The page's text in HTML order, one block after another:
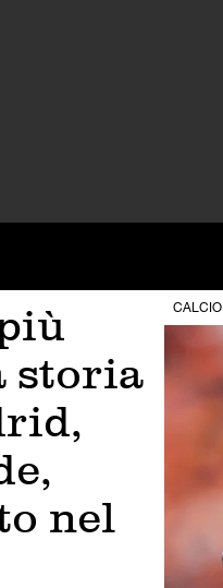
storia
nel
CALCIO